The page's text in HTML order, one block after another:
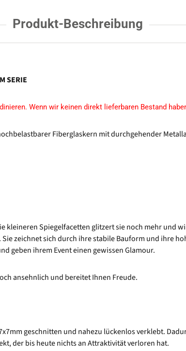
Produkt-Beschreibung
SERIE
Wenn wir keinen direkt lieferbaren Bestand
Fiberglaskern mit durchgehender
kleineren Spiegelfacetten glitzert sie noch mehr
zeichnet sich durch ihre stabile Bauform und ihre
geben ihrem Event einen gewissen Glamour.
ansehnlich und bereitet Ihnen Freude.
geschnitten und nahezu lückenlos verklebt.
der bis heute nichts an Attraktivität verloren hat.